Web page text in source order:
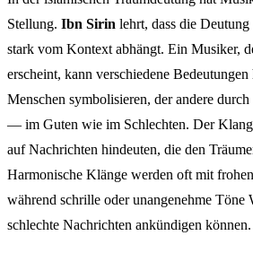
Stellung. Ibn Sirin lehrt, dass die
stark vom Kontext abhängt. Ein Musiker,
erscheint, kann verschiedene
Menschen symbolisieren, der andere
— im Guten wie im Schlechten. Der
auf Nachrichten hindeuten, die den
Harmonische Klänge werden oft mit
während schrille oder unangenehme Töne
schlechte Nachrichten ankündigen können.